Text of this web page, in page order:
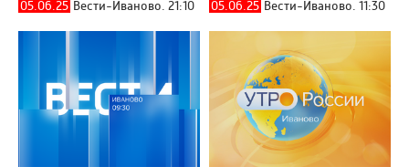
05.06.25 Вести-Иваново. 21:10 05.06.25 Вести-Иваново. 11:30